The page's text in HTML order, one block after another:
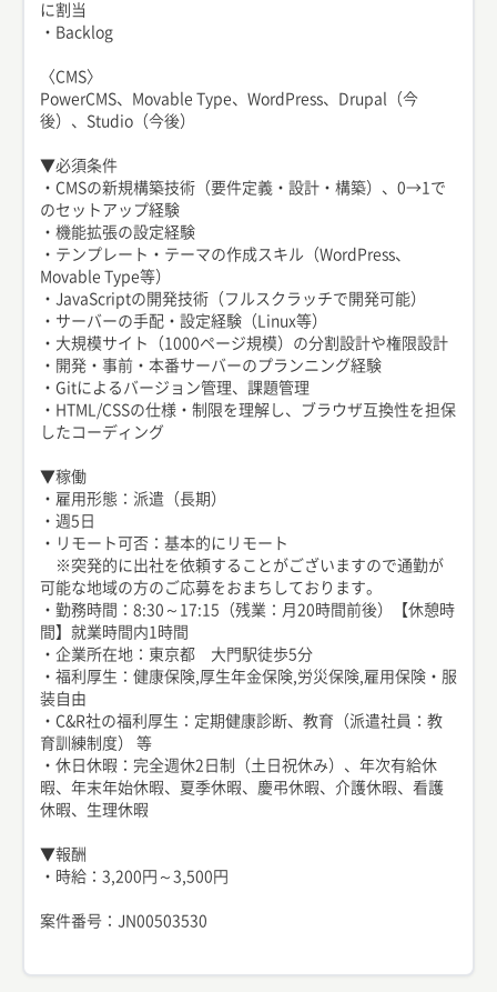
に割当
・Backlog
〈CMS〉
PowerCMS、Movable Type、WordPress、Drupal（今
後）、Studio（今後）
▼必須条件
・CMSの新規構築技術（要件定義・設計・構築）、0→1で
のセットアップ経験
・機能拡張の設定経験
・テンプレート・テーマの作成スキル（WordPress、
Movable Type等）
・JavaScriptの開発技術（フルスクラッチで開発可能）
・サーバーの手配・設定経験（Linux等）
・大規模サイト（1000ページ規模）の分割設計や権限設計
・開発・事前・本番サーバーのプランニング経験
・Gitによるバージョン管理、課題管理
・HTML/CSSの仕様・制限を理解し、ブラウザ互換性を担保
したコーディング
▼稼働
・雇用形態：派遣（長期）
・週5日
・リモート可否：基本的にリモート
※突発的に出社を依頼することがございますので通勤が
可能な地域の方のご応募をおまちしております。
・勤務時間：8:30～17:15（残業：月20時間前後）【休憩時
間】就業時間内1時間
・企業所在地：東京都 大門駅徒歩5分
・福利厚生：健康保険,厚生年金保険,労災保険,雇用保険・服
装自由
・C&R社の福利厚生：定期健康診断、教育（派遣社員：教
育訓練制度） 等
・休日休暇：完全週休2日制（土日祝休み）、年次有給休
暇、年末年始休暇、夏季休暇、慶弔休暇、介護休暇、看護
休暇、生理休暇
▼報酬
・時給：3,200円～3,500円
案件番号：JN00503530